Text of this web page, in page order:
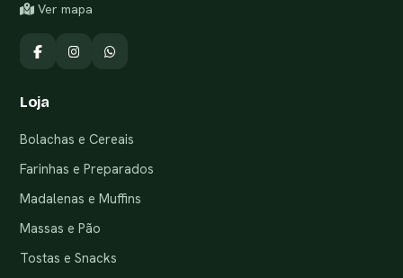
Ver mapa
Loja
Bolachas e Cereais
Farinhas e Preparados
Madalenas e Muffins
Massas e Pão
Tostas e Snacks